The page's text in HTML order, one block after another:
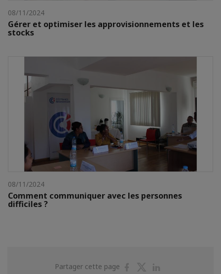
08/11/2024
Gérer et optimiser les approvisionnements et les
stocks
08/11/2024
Comment communiquer avec les personnes
difficiles ?
Partager cette page
PartagerPartager